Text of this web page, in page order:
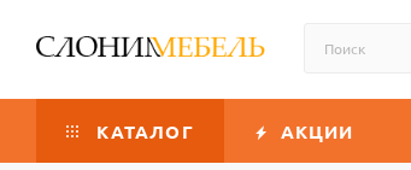
КАТАЛОГ АКЦИИ